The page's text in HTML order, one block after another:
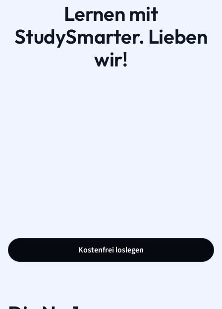
Lernen mit
StudySmarter. Lieben
wir!
Kostenfrei loslegen